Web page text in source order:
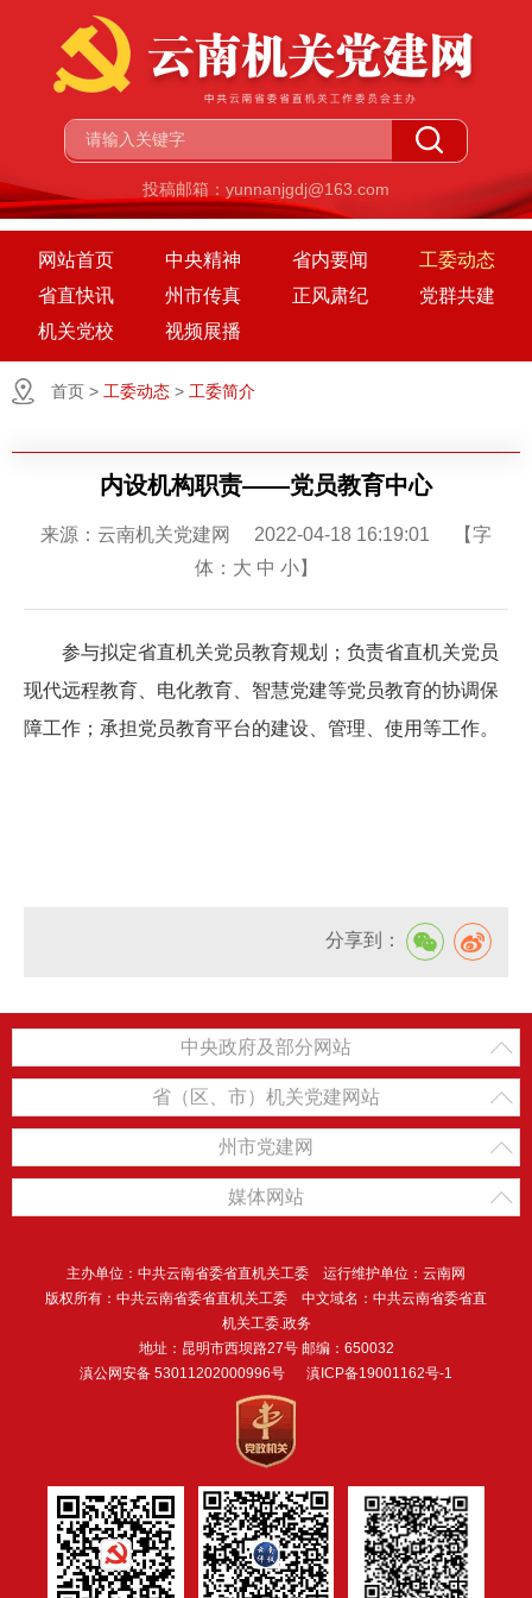
投稿邮箱：yunnanjgdj@163.com
网站首页 中央精神 省内要闻
工委动态
省直快讯
州市传真 正风肃纪
党群共建
机关党校
视频展播
首页 > 工委动态 > 工委简介
内设机构职责——党员教育中心
来源：云南机关党建网 2022-04-18 16:19:01 【字
体： 大 中 小】
参与拟定省直机关党员教育规划；负责省直机关党员
现代远程教育、电化教育、智慧党建等党员教育的协调保
障工作；承担党员教育平台的建设、管理、使用等工作。
分享到：
中央政府及部分网站
省（区、市）机关党建网站
州市党建网
媒体网站
主办单位：中共云南省委省直机关工委 运行维护单位：云南网
版权所有：中共云南省委省直机关工委 中文域名：中共云南省委省直
机关工委.政务
地址：昆明市西坝路27号 邮编：650032
滇公网安备 53011202000996号
滇ICP备19001162号-1